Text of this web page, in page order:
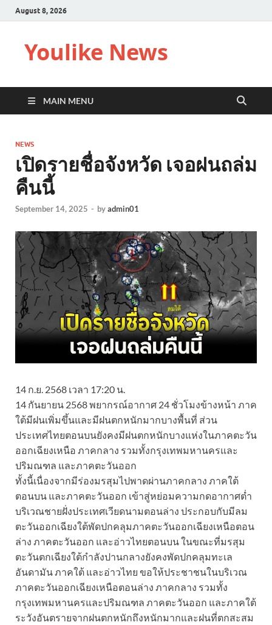
August 8, 2026
Youlike News
MAIN MENU
NEWS
เปิดรายชื่อจังหวัด เจอฝนถล่ม
คืนนี้
September 14, 2025 - byadmin01
14 ก.ย. 2568 เวลา 17:20 น.
14 กันยายน 2568 พยากรณ์อากาศ 24 ชั่วโมงข้างหน้า ภาค
ใต้มีฝนเพิ่มขึ้นและมีฝนตกหนักมากบางพื้นที่ ส่วน
ประเทศไทยตอนบนยังคงมีฝนตกหนักบางแห่งในภาคตะวัน
ออกเฉียงเหนือ ภาคกลาง รวมทั้งกรุงเทพมหานครและ
ปริมณฑล และภาคตะวันออก
ทั้งนี้เนื่องจากมีร่องมรสุมไปพาดผ่านภาคกลาง ภาคใต้
ตอนบน และภาคตะวันออก เข้าสู่หย่อมความกดอากาศต่ำ
บริเวณชายฝั่งประเทศเวียดนามตอนล่าง ประกอบกับมีลม
ตะวันออกเฉียงใต้พัดปกคลุมภาคตะวันออกเฉียงเหนือตอน
ล่าง ภาคตะวันออก และอ่าวไทยตอนบน ในขณะที่มรสุม
ตะวันตกเฉียงใต้กำลังปานกลางยังคงพัดปกคลุมทะเล
อันดามัน ภาคใต้ และอ่าวไทย ขอให้ประชาชนในบริเวณ
ภาคตะวันออกเฉียงเหนือตอนล่าง ภาคกลาง รวมทั้ง
กรุงเทพมหานครและปริมณฑล ภาคตะวันออก และภาคใต้
ระวังอันตรายจากฝนตกหนักถึงหนักมากและฝนที่ตกสะสม